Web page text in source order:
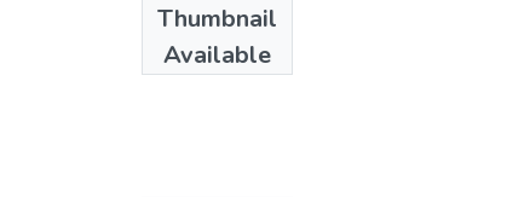
Thumbnail
Available